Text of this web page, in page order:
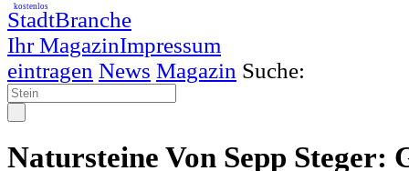
StadtBranche
Ihr MagazinImpressum
kostenlos
eintragen News Magazin Suche:
Natursteine Von Sepp Steger: